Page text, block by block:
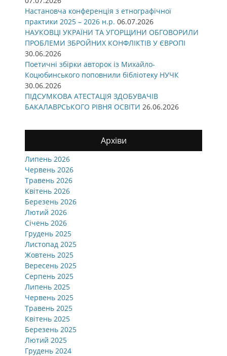
Настановча конференція з етнографічної
практики 2025 – 2026 н.р. 06.07.2026
НАУКОВЦІ УКРАЇНИ ТА УГОРЩИНИ ОБГОВОРИЛИ
ПРОБЛЕМИ ЗБРОЙНИХ КОНФЛІКТІВ У ЄВРОПІ
30.06.2026
Поетичні збірки авторок із Михайло-
Коцюбинського поповнили бібліотеку НУЧК
30.06.2026
ПІДСУМКОВА АТЕСТАЦІЯ ЗДОБУВАЧІВ
БАКАЛАВРСЬКОГО РІВНЯ ОСВІТИ 26.06.2026
Архіви
Липень 2026
Червень 2026
Травень 2026
Квітень 2026
Березень 2026
Лютий 2026
Січень 2026
Грудень 2025
Листопад 2025
Жовтень 2025
Вересень 2025
Серпень 2025
Липень 2025
Червень 2025
Травень 2025
Квітень 2025
Березень 2025
Лютий 2025
Грудень 2024